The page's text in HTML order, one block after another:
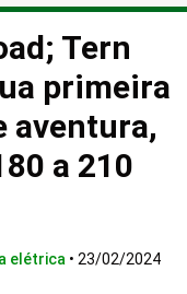
Tern
primeira
aventura,
a 210
elétrica • 23/02/2024